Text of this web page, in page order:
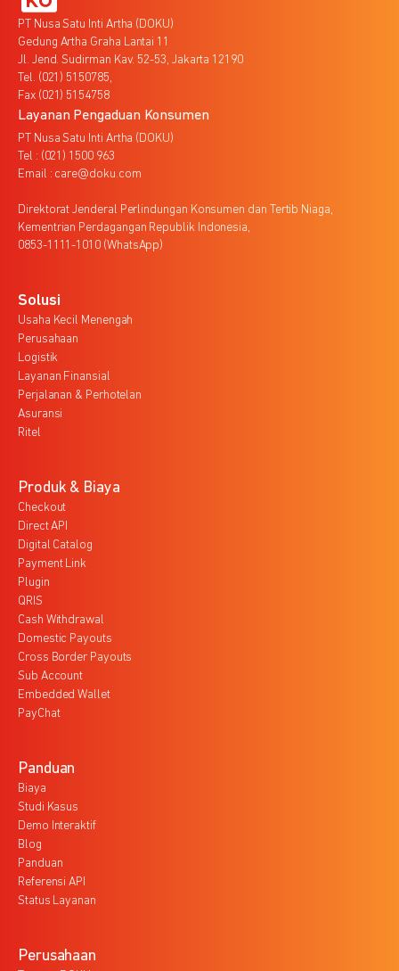
PT Nusa Satu Inti Artha (DOKU)
Gedung Artha Graha Lantai 11
Jl. Jend. Sudirman Kav. 52-53, Jakarta 12190
Tel. (021) 5150785,
Fax (021) 5154758
Layanan Pengaduan Konsumen
PT Nusa Satu Inti Artha (DOKU)
Tel : (021) 1500 963
Email : care@doku.com
Direktorat Jenderal Perlindungan Konsumen dan Tertib Niaga,
Kementrian Perdagangan Republik Indonesia,
0853-1111-1010 (WhatsApp)
Solusi
Usaha Kecil Menengah
Perusahaan
Logistik
Layanan Finansial
Perjalanan & Perhotelan
Asuransi
Ritel
Produk & Biaya
Checkout
Direct API
Digital Catalog
Payment Link
Plugin
QRIS
Cash Withdrawal
Domestic Payouts
Cross Border Payouts
Sub Account
Embedded Wallet
PayChat
Panduan
Biaya
Studi Kasus
Demo Interaktif
Blog
Panduan
Referensi API
Status Layanan
Perusahaan